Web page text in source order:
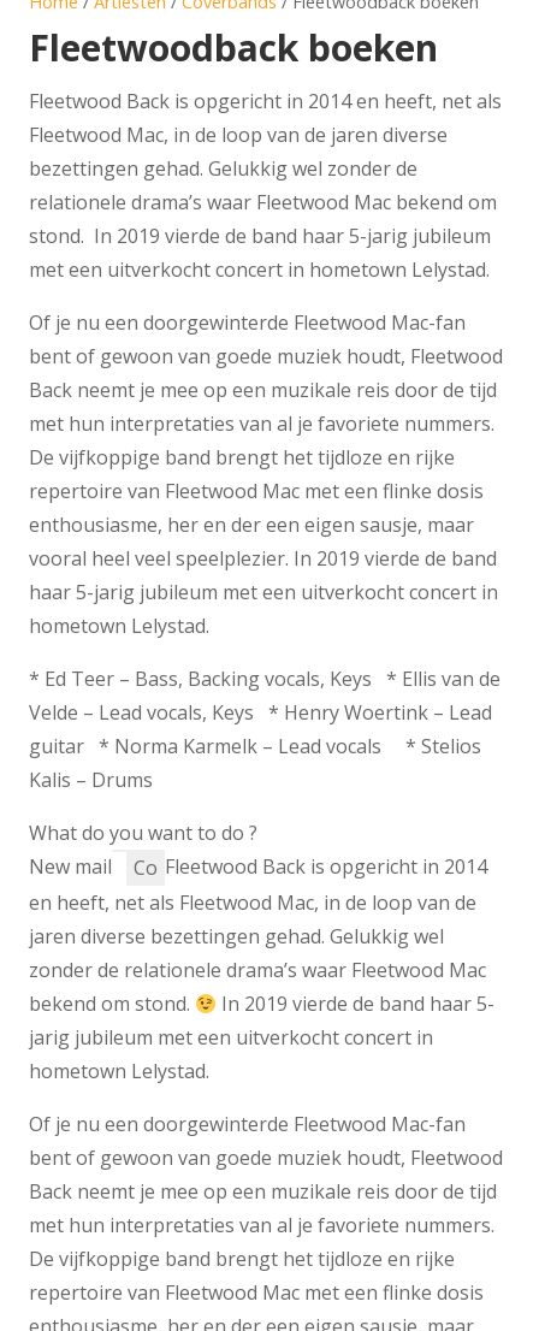
Fleetwoodback boeken
Fleetwood Back is opgericht in 2014 en heeft, net als
Fleetwood Mac, in de loop van de jaren diverse
bezettingen gehad. Gelukkig wel zonder de
relationele drama’s waar Fleetwood Mac bekend om
stond. In 2019 vierde de band haar 5-jarig jubileum
met een uitverkocht concert in hometown Lelystad.
Of je nu een doorgewinterde Fleetwood Mac-fan
bent of gewoon van goede muziek houdt, Fleetwood
Back neemt je mee op een muzikale reis door de tijd
met hun interpretaties van al je favoriete nummers.
De vijfkoppige band brengt het tijdloze en rijke
repertoire van Fleetwood Mac met een flinke dosis
enthousiasme, her en der een eigen sausje, maar
vooral heel veel speelplezier. In 2019 vierde de band
haar 5-jarig jubileum met een uitverkocht concert in
hometown Lelystad.
* Ed Teer – Bass, Backing vocals, Keys * Ellis van de
Velde – Lead vocals, Keys * Henry Woertink – Lead
guitar * Norma Karmelk – Lead vocals * Stelios
Kalis – Drums
What do you want to do ?
New mail
Co Fleetwood Back is opgericht in 2014
en heeft, net als Fleetwood Mac, in de loop van de
jaren diverse bezettingen gehad. Gelukkig wel
zonder de relationele drama’s waar Fleetwood Mac
bekend om stond.
In 2019 vierde de band haar 5-
jarig jubileum met een uitverkocht concert in
hometown Lelystad.
Of je nu een doorgewinterde Fleetwood Mac-fan
bent of gewoon van goede muziek houdt, Fleetwood
Back neemt je mee op een muzikale reis door de tijd
met hun interpretaties van al je favoriete nummers.
De vijfkoppige band brengt het tijdloze en rijke
repertoire van Fleetwood Mac met een flinke dosis